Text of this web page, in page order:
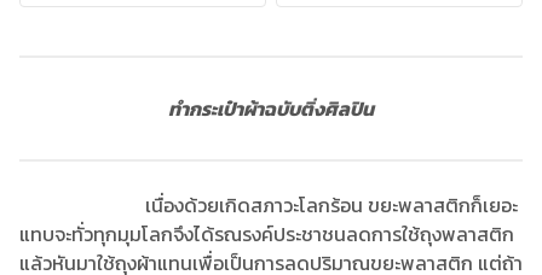
ทำกระเป๋าผ้าฉบับติ่งศิลปิน
เนื่องด้วยเกิดสภาวะโลกร้อน ขยะพลาสติกก็เยอะ
แทบจะทั่วทุกมุมโลกจึงได้รณรงค์ประชาชนลดการใช้ถุงพลาสติก
แล้วหันมาใช้ถุงผ้าแทนเพื่อเป็นการลดปริมาณขยะพลาสติก แต่ถ้า